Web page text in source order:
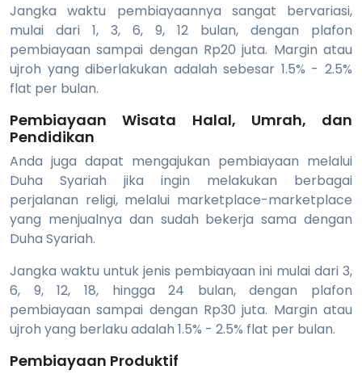
Jangka waktu pembiayaannya sangat bervariasi,
mulai dari 1, 3, 6, 9, 12 bulan, dengan plafon
pembiayaan sampai dengan Rp20 juta. Margin atau
ujroh yang diberlakukan adalah sebesar 1.5% - 2.5%
flat per bulan.
Pembiayaan Wisata Halal, Umrah, dan
Pendidikan
Anda juga dapat mengajukan pembiayaan melalui
Duha Syariah jika ingin melakukan berbagai
perjalanan religi, melalui marketplace-marketplace
yang menjualnya dan sudah bekerja sama dengan
Duha Syariah.
Jangka waktu untuk jenis pembiayaan ini mulai dari 3,
6, 9, 12, 18, hingga 24 bulan, dengan plafon
pembiayaan sampai dengan Rp30 juta. Margin atau
ujroh yang berlaku adalah 1.5% - 2.5% flat per bulan.
Pembiayaan Produktif